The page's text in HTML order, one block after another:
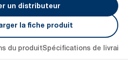
un distributeur
la fiche produit
du produitSpécifications de